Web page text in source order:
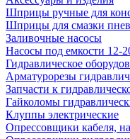
Шприцы ручные для
Шприцы для смазки
Заливочные насосы
Насосы под емкости 12-
Гидравлическое
Арматурорезы
Запчасти к
Гайколомы
Клуппы электрические
Опрессовщики кабеля,